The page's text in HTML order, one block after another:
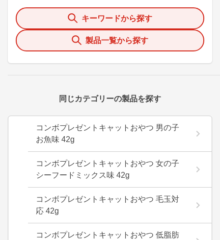
キーワードから探す
製品一覧から探す
同じカテゴリーの製品を探す
コンボプレゼントキャットおやつ 男の子
お魚味 42g
コンボプレゼントキャットおやつ 女の子
シーフードミックス味 42g
コンボプレゼントキャットおやつ 毛玉対
応 42g
コンボプレゼントキャットおやつ 低脂肪